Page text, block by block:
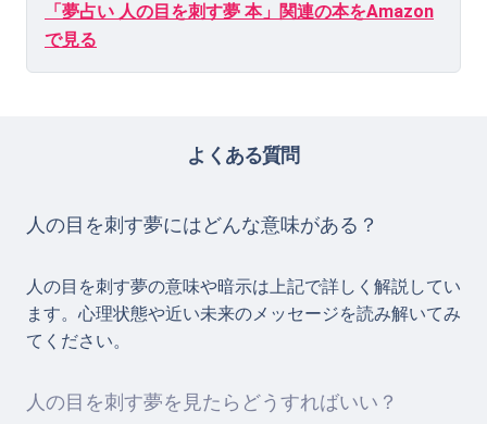
「夢占い 人の目を刺す夢 本」関連の本をAmazon
で見る
よくある質問
人の目を刺す夢にはどんな意味がある？
人の目を刺す夢の意味や暗示は上記で詳しく解説してい
ます。心理状態や近い未来のメッセージを読み解いてみ
てください。
人の目を刺す夢を見たらどうすればいい？